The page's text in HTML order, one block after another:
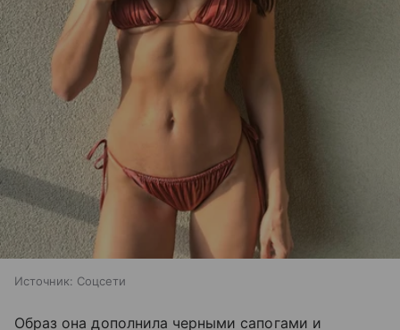
Источник: Соцсети
Образ она дополнила черными сапогами и